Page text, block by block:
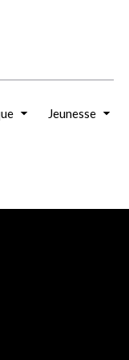
Jeunesse